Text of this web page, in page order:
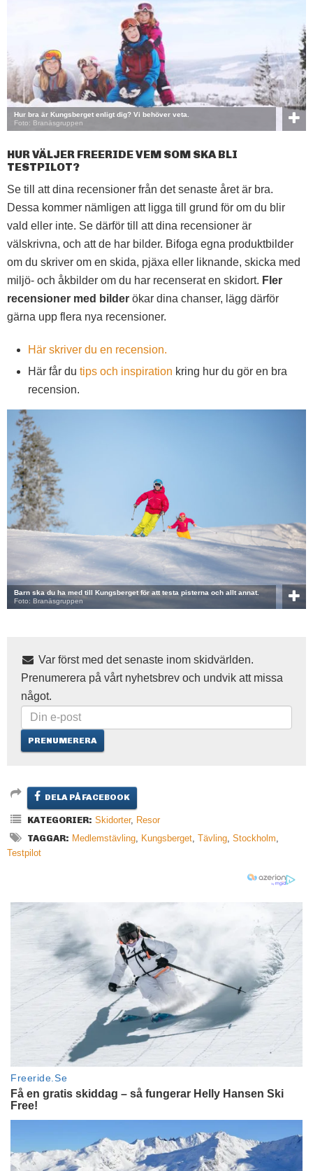
Hur bra är Kungsberget enligt dig? Vi behöver veta.
Foto: Branäsgruppen
HUR VÄLJER FREERIDE VEM SOM SKA BLI
TESTPILOT?
Se till att dina recensioner från det senaste året är bra.
Dessa kommer nämligen att ligga till grund för om du blir
vald eller inte. Se därför till att dina recensioner är
välskrivna, och att de har bilder. Bifoga egna produktbilder
om du skriver om en skida, pjäxa eller liknande, skicka med
miljö- och åkbilder om du har recenserat en skidort. Fler
recensioner med bilder ökar dina chanser, lägg därför
gärna upp flera nya recensioner.
Här skriver du en recension.
Här får du tips och inspiration kring hur du gör en bra
recension.
Barn ska du ha med till Kungsberget för att testa pisterna och allt annat.
Foto: Branäsgruppen
Var först med det senaste inom skidvärlden.
Prenumerera på vårt nyhetsbrev och undvik att missa
något.
DELA PÅ FACEBOOK
KATEGORIER: Skidorter, Resor
TAGGAR: Medlemstävling, Kungsberget, Tävling, Stockholm,
Testpilot